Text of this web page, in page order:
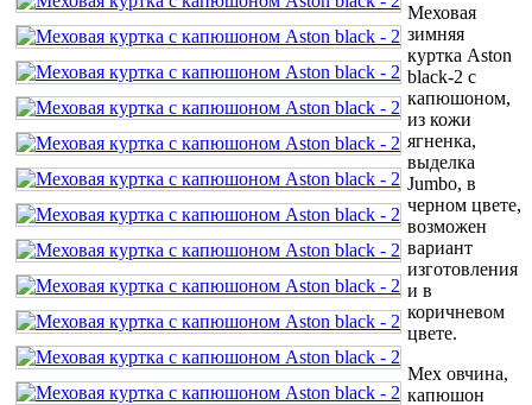
Меховая
зимняя
куртка Aston
black-2 с
капюшоном,
из кожи
ягненка,
выделка
Jumbo, в
черном цвете,
возможен
вариант
изготовления
и в
коричневом
цвете.
Мех овчина,
капюшон